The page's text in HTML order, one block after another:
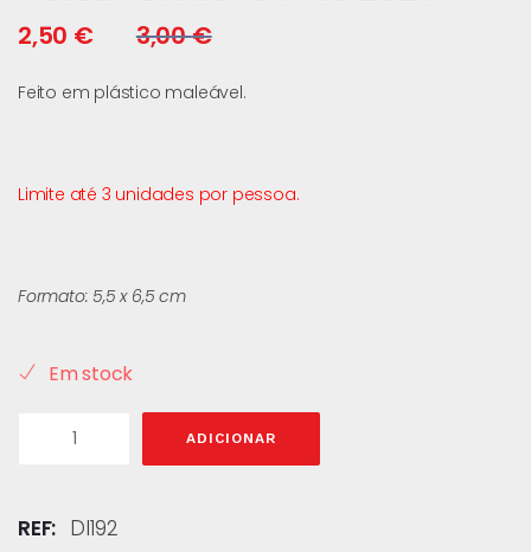
3,00€
2,50 €
Feito em plástico maleável.
Limite até 3 unidades por pessoa.
Formato: 5,5 x 6,5 cm
Em stock
ADICIONAR
REF: DI192